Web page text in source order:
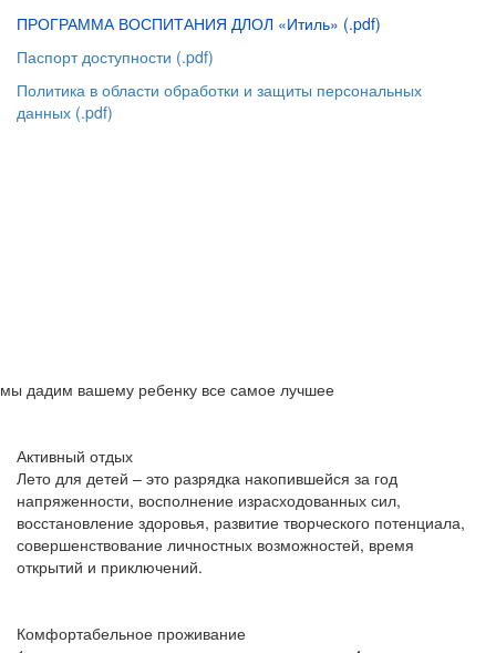
ПРОГРАММА ВОСПИТАНИЯ ДЛОЛ «Итиль» (.pdf)
Паспорт доступности (.pdf)
Политика в области обработки и защиты персональных
данных (.pdf)
мы дадим вашему ребенку все самое лучшее
Активный отдых
Лето для детей – это разрядка накопившейся за год
напряженности, восполнение израсходованных сил,
восстановление здоровья, развитие творческого потенциала,
совершенствование личностных возможностей, время
открытий и приключений.
Комфортабельное проживание